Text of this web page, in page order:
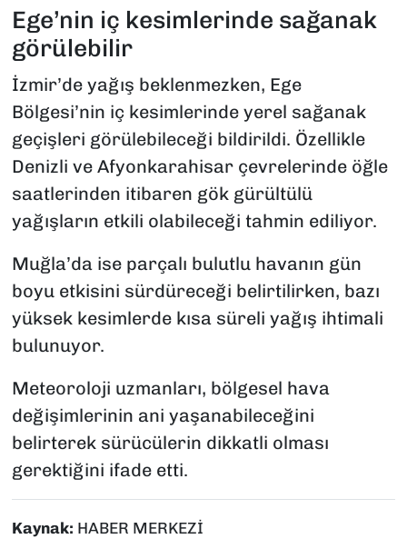
Ege’nin iç kesimlerinde sağanak
görülebilir
İzmir’de yağış beklenmezken, Ege
Bölgesi’nin iç kesimlerinde yerel sağanak
geçişleri görülebileceği bildirildi. Özellikle
Denizli ve Afyonkarahisar çevrelerinde öğle
saatlerinden itibaren gök gürültülü
yağışların etkili olabileceği tahmin ediliyor.
Muğla’da ise parçalı bulutlu havanın gün
boyu etkisini sürdüreceği belirtilirken, bazı
yüksek kesimlerde kısa süreli yağış ihtimali
bulunuyor.
Meteoroloji uzmanları, bölgesel hava
değişimlerinin ani yaşanabileceğini
belirterek sürücülerin dikkatli olması
gerektiğini ifade etti.
Kaynak: HABER MERKEZİ